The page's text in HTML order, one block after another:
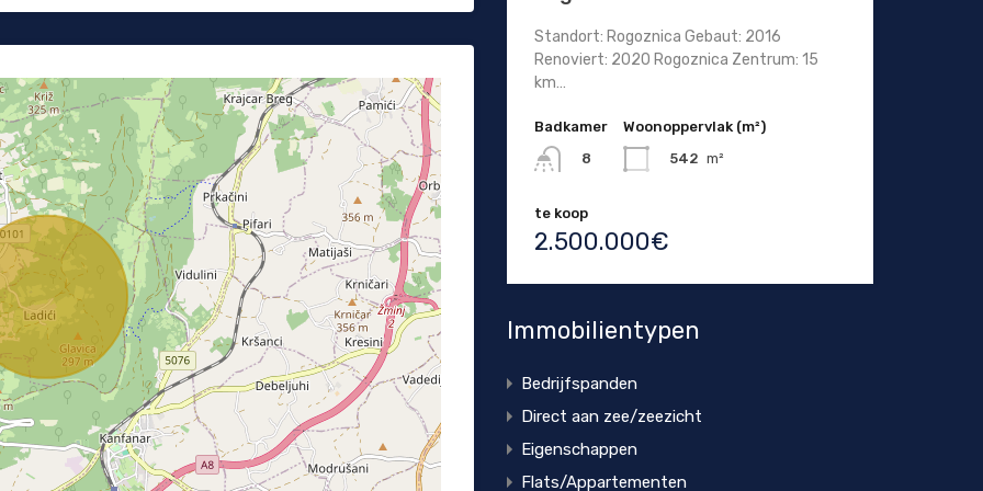
Standort: Rogoznica Gebaut: 2016
Renoviert: 2020 Rogoznica Zentrum: 15
km…
Badkamer
8
Woonoppervlak (m²)
542 m²
te koop
2.500.000€
Immobilientypen
Bedrijfspanden
Direct aan zee/zeezicht
Eigenschappen
Flats/Appartementen